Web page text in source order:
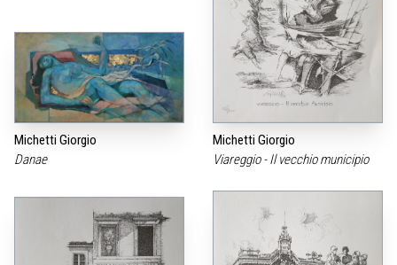
Michetti Giorgio
Danae
Michetti Giorgio
Viareggio - Il vecchio municipio